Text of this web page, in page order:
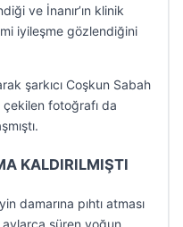
ve İnanır’ın klinik
iyileşme gözlendiğini
şarkıcı Coşkun Sabah
fotoğrafı da
KALDIRILMIŞTI
damarına pıhtı atması
aylarca süren yoğun